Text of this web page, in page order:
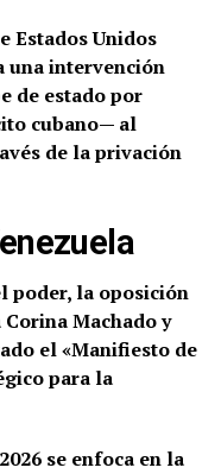
Estados Unidos
una intervención
de estado por
cubano— al
de la privación
poder, la oposición
Machado y
el «Manifiesto de
para la
se enfoca en la